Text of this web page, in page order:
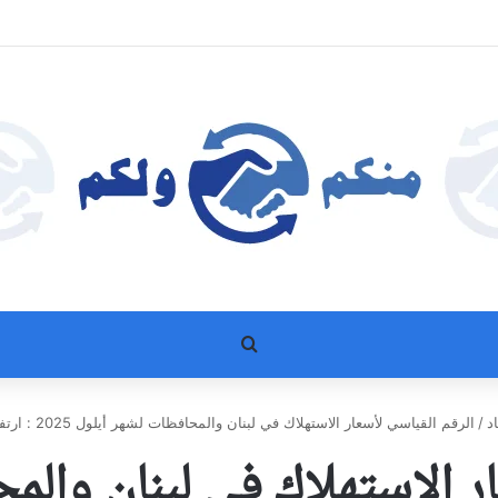
بحث عن
/ الرقم القياسي لأسعار الاستهلاك في لبنان والمحافظات لشهر أيلول 2025 : ارتفاع 0.60 في المئة